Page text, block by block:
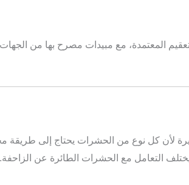
المعتمدة، مع مبيدات مصرح بها من الجهات
لأن كل نوع من الحشرات يحتاج إلى طريقة
التعامل مع الحشرات الطائرة عن الزاحفة.